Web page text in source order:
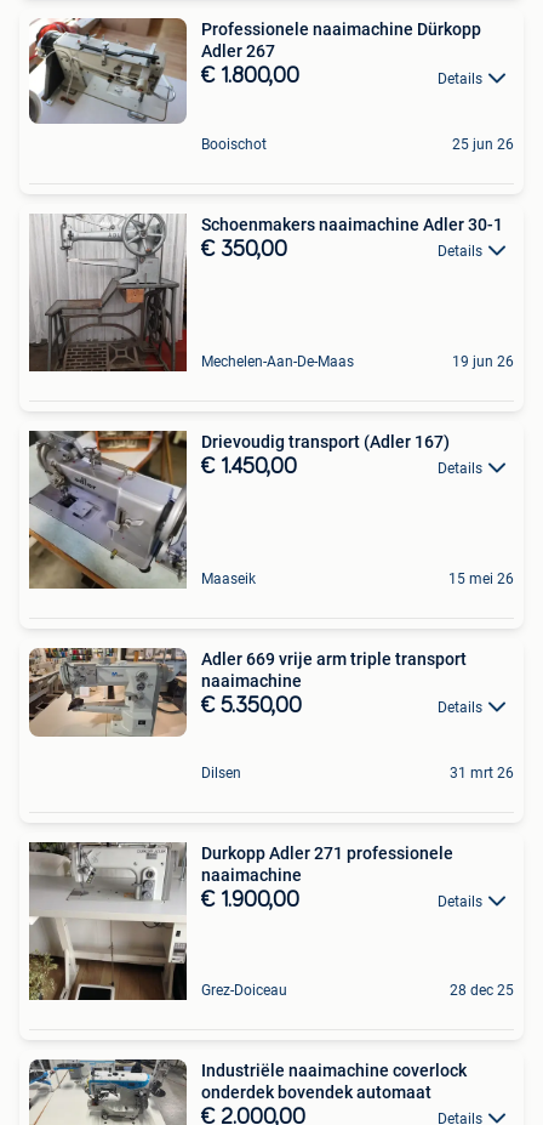
Professionele naaimachine Dürkopp
Adler 267
€ 1.800,00 Details
Booischot 25 jun 26
Schoenmakers naaimachine Adler 30-1
€ 350,00 Details
Mechelen-Aan-De-Maas 19 jun 26
Drievoudig transport (Adler 167)
€ 1.450,00 Details
Maaseik 15 mei 26
Adler 669 vrije arm triple transport
naaimachine
€ 5.350,00 Details
Dilsen 31 mrt 26
Durkopp Adler 271 professionele
naaimachine
€ 1.900,00 Details
Grez-Doiceau 28 dec 25
Industriële naaimachine coverlock
onderdek bovendek automaat
€ 2.000,00 Details